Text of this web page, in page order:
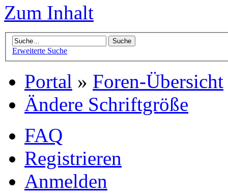
Zum Inhalt
Erweiterte Suche
Portal » Foren-Übersicht
Ändere Schriftgröße
FAQ
Registrieren
Anmelden